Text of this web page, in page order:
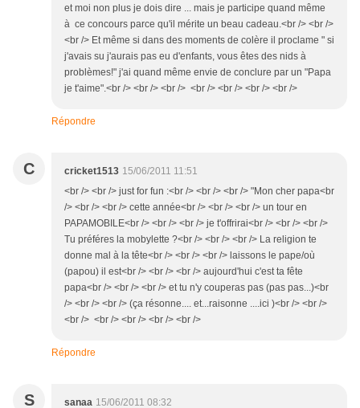
et moi non plus je dois dire ... mais je participe quand même
à ce concours parce qu'il mérite un beau cadeau.<br /> <br />
<br /> Et même si dans des moments de colère il proclame " si
j'avais su j'aurais pas eu d'enfants, vous êtes des nids à
problèmes!" j'ai quand même envie de conclure par un "Papa
je t'aime".<br /> <br /> <br /> <br /> <br /> <br /> <br />
Répondre
C cricket1513 15/06/2011 11:51
<br /> <br /> just for fun :<br /> <br /> <br /> "Mon cher papa<br
/> <br /> <br /> cette année<br /> <br /> <br /> un tour en
PAPAMOBILE<br /> <br /> <br /> je t'offrirai<br /> <br /> <br />
Tu préféres la mobylette ?<br /> <br /> <br /> La religion te
donne mal à la tête<br /> <br /> <br /> laissons le pape/où
(papou) il est<br /> <br /> <br /> aujourd'hui c'est ta fête
papa<br /> <br /> <br /> et tu n'y couperas pas (pas pas...)<br
/> <br /> <br /> (ça résonne.... et...raisonne ....ici )<br /> <br />
<br /> <br /> <br /> <br /> <br />
Répondre
S sanaa 15/06/2011 08:32